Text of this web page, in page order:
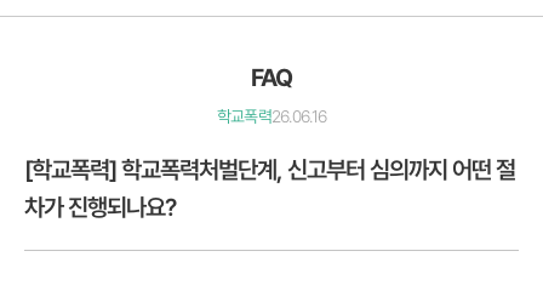
FAQ
학교폭력26.06.16
[학교폭력] 학교폭력처벌단계, 신고부터 심의까지 어떤 절
차가 진행되나요?